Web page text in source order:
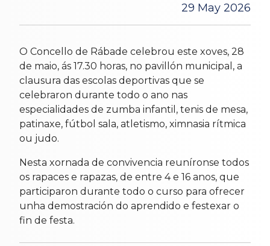
29 May 2026
O Concello de Rábade celebrou este xoves, 28
de maio, ás 17.30 horas, no pavillón municipal, a
clausura das escolas deportivas que se
celebraron durante todo o ano nas
especialidades de zumba infantil, tenis de mesa,
patinaxe, fútbol sala, atletismo, ximnasia rítmica
ou judo.
Nesta xornada de convivencia reuníronse todos
os rapaces e rapazas, de entre 4 e 16 anos, que
participaron durante todo o curso para ofrecer
unha demostración do aprendido e festexar o
fin de festa.